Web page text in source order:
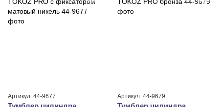
Артикул: 44-9677 Артикул: 44-9679